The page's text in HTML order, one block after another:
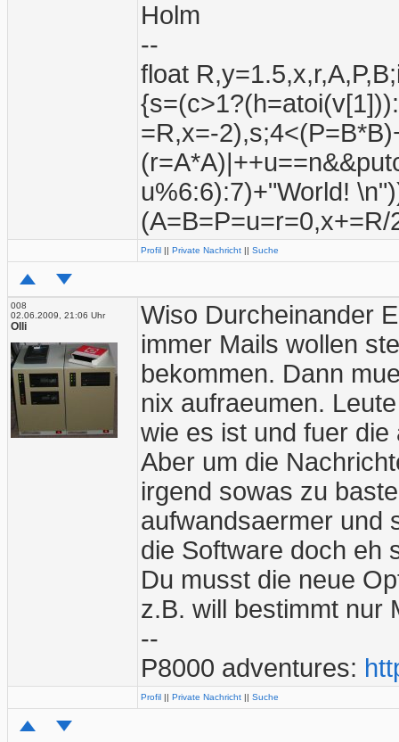
Holm
--
float
=R,x=-
u%6:6):7)+"World!
Profil || Private Nachricht || Suche
008
02.06.2009, 21:06 Uhr
Olli
Wiso Durcheinander
immer Mails wollen
bekommen. Dann
nix aufraeumen.
wie es ist und fuer
Aber um die
irgend sowas zu
aufwandsaermer und
die Software doch eh
Du musst die neue
z.B. will bestimmt nur
--
P8000 adventures:
Profil || Private Nachricht || Suche